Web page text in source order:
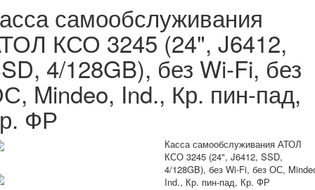
самообслуживания
КСО 3245 (24", J6412,
4/128GB), без Wi-Fi, без
Mindeo, Ind., Кр. пин-пад,
ФР
Касса самообслуживания АТОЛ
КСО 3245 (24", J6412, SSD,
4/128GB), без Wi-Fi, без ОС,
Ind., Кр. пин-пад, Кр. ФР